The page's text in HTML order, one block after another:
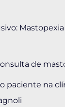
de
paciente na